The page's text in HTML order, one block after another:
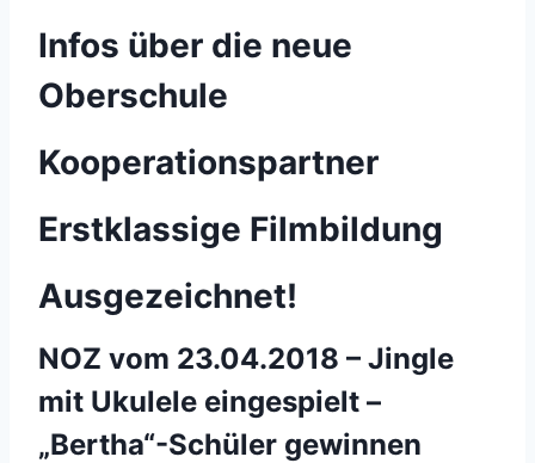
Infos über die neue
Oberschule
Kooperationspartner
Erstklassige Filmbildung
Ausgezeichnet!
NOZ vom 23.04.2018 – Jingle
mit Ukulele eingespielt –
„Bertha“-Schüler gewinnen